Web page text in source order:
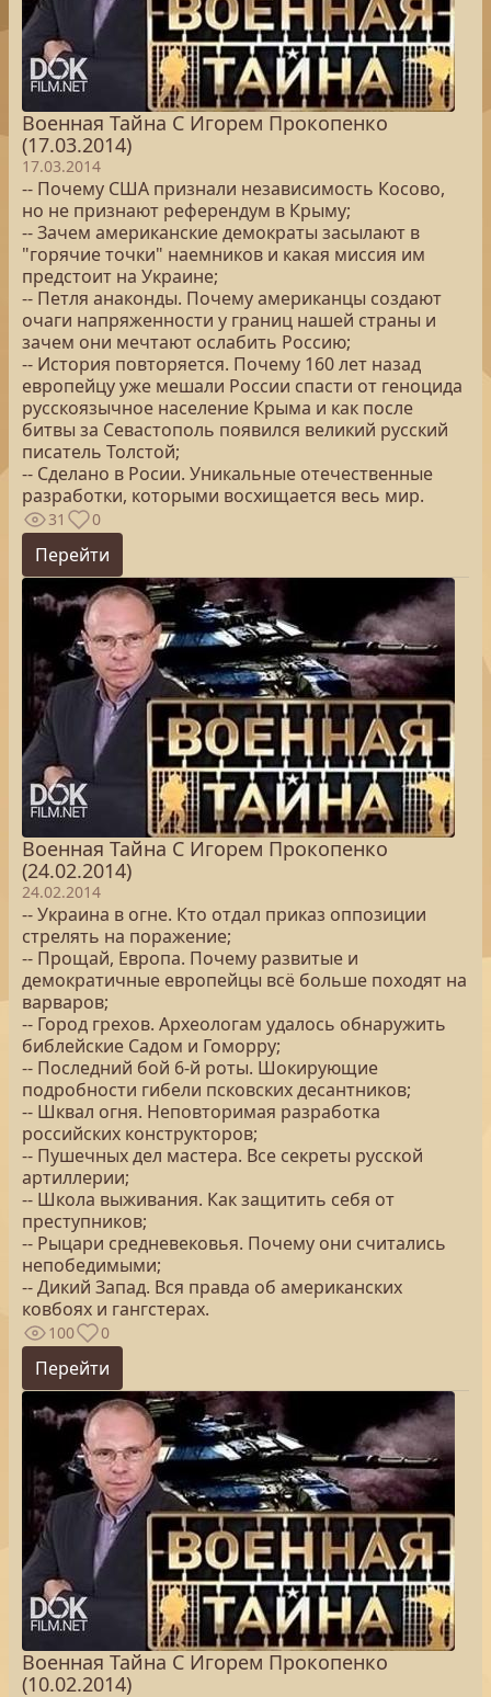
Военная Тайна С Игорем Прокопенко
(17.03.2014)
17.03.2014
-- Почему США признали независимость Косово,
но не признают референдум в Крыму;
-- Зачем американские демократы засылают в
"горячие точки" наемников и какая миссия им
предстоит на Украине;
-- Петля анаконды. Почему американцы создают
очаги напряженности у границ нашей страны и
зачем они мечтают ослабить Россию;
-- История повторяется. Почему 160 лет назад
европейцу уже мешали России спасти от геноцида
русскоязычное население Крыма и как после
битвы за Севастополь появился великий русский
писатель Толстой;
-- Сделано в Росии. Уникальные отечественные
разработки, которыми восхищается весь мир.
31 0
Перейти
Военная Тайна С Игорем Прокопенко
(24.02.2014)
24.02.2014
-- Украина в огне. Кто отдал приказ оппозиции
стрелять на поражение;
-- Прощай, Европа. Почему развитые и
демократичные европейцы всё больше походят на
варваров;
-- Город грехов. Археологам удалось обнаружить
библейские Садом и Гоморру;
-- Последний бой 6-й роты. Шокирующие
подробности гибели псковских десантников;
-- Шквал огня. Неповторимая разработка
российских конструкторов;
-- Пушечных дел мастера. Все секреты русской
артиллерии;
-- Школа выживания. Как защитить себя от
преступников;
-- Рыцари средневековья. Почему они считались
непобедимыми;
-- Дикий Запад. Вся правда об американских
ковбоях и гангстерах.
100 0
Перейти
Военная Тайна С Игорем Прокопенко
(10.02.2014)